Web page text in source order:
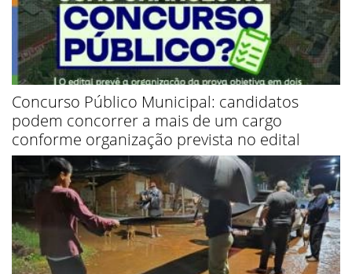
Concurso Público Municipal: candidatos
podem concorrer a mais de um cargo
conforme organização prevista no edital